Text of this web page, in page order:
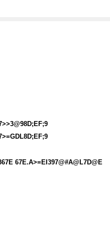
67E.A>=EI397@#A@L7D@E